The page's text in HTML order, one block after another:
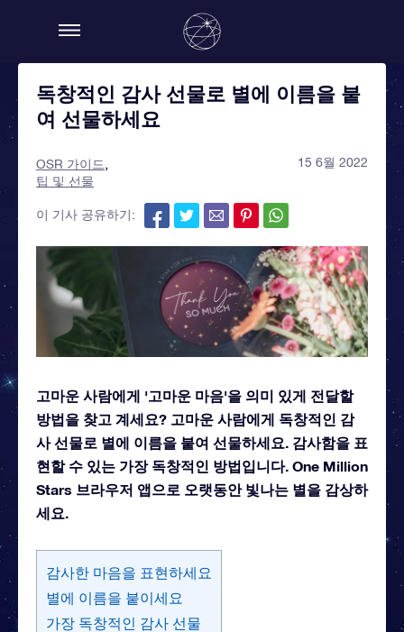
독창적인 감사 선물로 별에 이름을 붙
여 선물하세요
OSR 가이드
팁 및 선물
15 6월 2022
이 기사 공유하기:
고마운 사람에게 '고마운 마음'을 의미 있게 전달할
방법을 찾고 계세요? 고마운 사람에게 독창적인 감
사 선물로 별에 이름을 붙여 선물하세요. 감사함을 표
현할 수 있는 가장 독창적인 방법입니다. One Million
Stars 브라우저 앱으로 오랫동안 빛나는 별을 감상하
세요.
감사한 마음을 표현하세요
별에 이름을 붙이세요
가장 독창적인 감사 선물